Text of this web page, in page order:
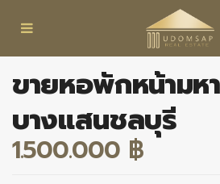
ขายหอพักหน้ามห
บางแสนชลบุรี
1.500.000 ฿